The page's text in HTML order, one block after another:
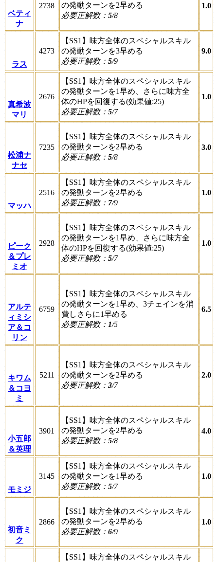
ベティ
ナ
2738
の発動ターンを2早める
必要正解数： 5/8
1.0
ラス
4273
【SS1】味方全体のスペシャルスキル
の発動ターンを3早める
必要正解数： 5/9
9.0
真希波
マリ
2676
【SS1】味方全体のスペシャルスキル
の発動ターンを1早め、さらに味方全
体のHPを回復する(効果値:25)
必要正解数： 5/7
1.0
松浦ナ
ナセ
7235
【SS1】味方全体のスペシャルスキル
の発動ターンを2早める
必要正解数： 5/8
3.0
マッハ
2516
【SS1】味方全体のスペシャルスキル
の発動ターンを2早める
必要正解数： 7/9
1.0
ピーク
＆プレ
ミオ
2928
【SS1】味方全体のスペシャルスキル
の発動ターンを1早め、さらに味方全
体のHPを回復する(効果値:25)
必要正解数： 5/7
1.0
アルテ
ィミシ
ア＆コ
リン
6759
【SS1】味方全体のスペシャルスキル
の発動ターンを1早め、3チェインを消
費しさらに1早める
必要正解数： 1/5
6.5
キワム
＆コヨ
ミ
5211
【SS1】味方全体のスペシャルスキル
の発動ターンを2早める
必要正解数： 3/7
2.0
小五郎
＆英理
3901
【SS1】味方全体のスペシャルスキル
の発動ターンを2早める
必要正解数： 5/8
4.0
モミジ
3145
【SS1】味方全体のスペシャルスキル
の発動ターンを1早める
必要正解数： 5/7
1.0
初音ミ
ク
2866
【SS1】味方全体のスペシャルスキル
の発動ターンを2早める
必要正解数： 6/9
1.0
【SS1】味方全体のスペシャルスキル